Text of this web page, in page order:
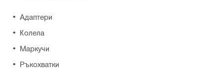
Адаптери
Колела
Маркучи
Ръкохватки